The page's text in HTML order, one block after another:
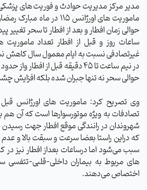
مدیر مرکز مدیریت حوادث و فوریت های
ماموریت های اورژانس ۱۱۵ در
حوالی زمان افطار و بعد از افطار تا سحر تغییر
ساعات روز و قبل از افطار تعداد ماموریت
غیرتصادفی نسبت به ایام معمول سال کاهش
در نیم ساعت تا ۴۵ دقیقه قبل از
حوالی سحر نه تنها جبران شده بلکه افزایش
وی تصریح کرد: ماموریت های اورژانس قبل
تصادفات به ویژه موتورسوارها است که آن
شهروندان در رانندگی موقع افطار جهت
که دراین راستا بعضا سرعت و سبقت بالا و عدم
سبب می‌شود اما درساعات بعداز افطار نیز در
های مربوط به بیماران داخلی-قلبی-تتفسی
اختصاص می‌دهند.